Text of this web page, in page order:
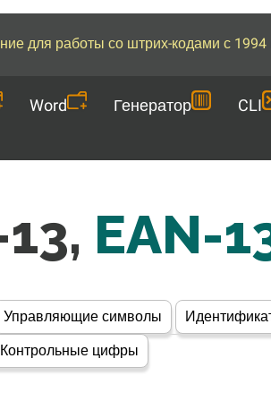
для работы со штрих-кодами с 1994
Word Генератор CLI
EAN-
Управляющие символы
Контрольные цифры